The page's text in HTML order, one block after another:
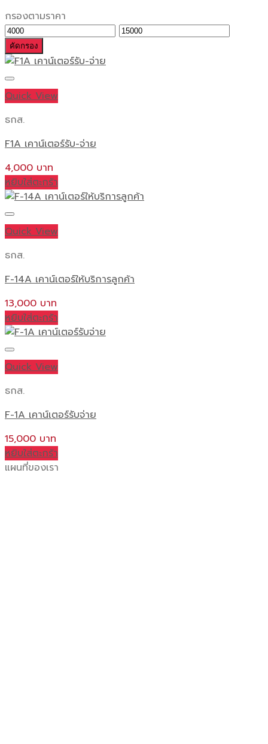
กรองตามราคา
ราคา
ต่ำ
สุด
ราคา
คัดกรอง
Quick View
ธกส.
F1A เคาน์เตอร์รับ-จ่าย
4,000
หยิบใส่ตะกร้า
Quick View
ธกส.
F-14A เคาน์เตอร์ให้บริการลูกค้า
13,000
หยิบใส่ตะกร้า
Quick View
ธกส.
F-1A เคาน์เตอร์รับจ่าย
15,000
หยิบใส่ตะกร้า
แผนที่ของเรา